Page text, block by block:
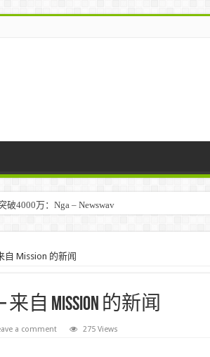
4000万：Nga – Newswav
自 Mission 的新闻
自 Mission 的新闻
a comment 275 Views